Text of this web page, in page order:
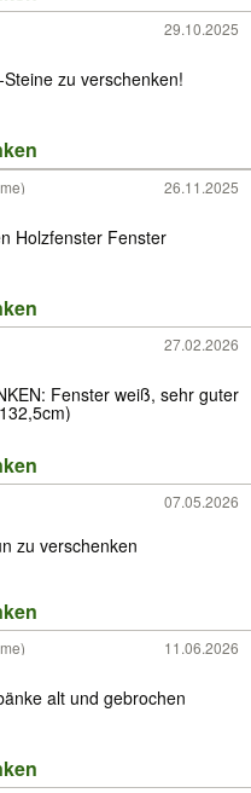
29.10.2025
zu verschenken!
26.11.2025
Holzfenster Fenster
27.02.2026
Fenster weiß, sehr guter
07.05.2026
zu verschenken
11.06.2026
alt und gebrochen